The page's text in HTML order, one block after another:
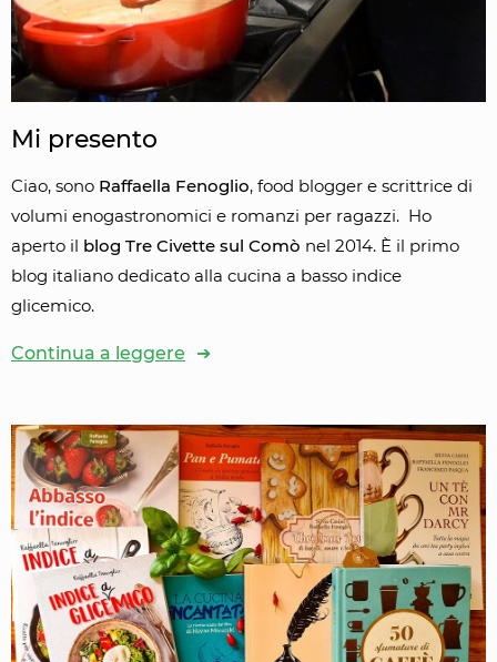
Mi presento
Ciao, sono Raffaella Fenoglio, food blogger e scrittrice di
volumi enogastronomici e romanzi per ragazzi. Ho
aperto il blog Tre Civette sul Comò nel 2014. È il primo
blog italiano dedicato alla cucina a basso indice
glicemico.
Continua a leggere